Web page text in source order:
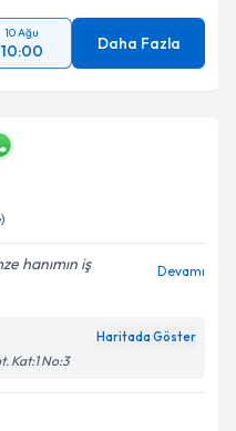
10 Ağu
10:00 Daha Fazla
hanımın iş
Devamı
Haritada Göster
Kat:1 No:3